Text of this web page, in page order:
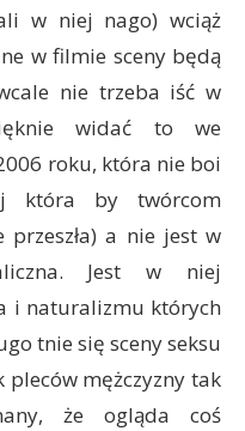
w niej nago) wciąż
w filmie sceny będą
nie trzeba iść w
widać to we
roku, która nie boi
która by twórcom
a nie jest w
Jest w niej
i naturalizmu których
tnie się sceny seksu
pleców mężczyzny tak
że ogląda coś